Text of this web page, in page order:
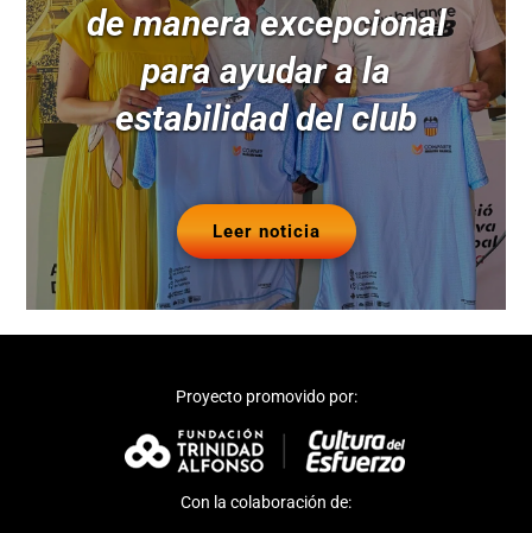
de manera excepcional
para ayudar a la
estabilidad del club
Leer noticia
Proyecto promovido por:
Con la colaboración de: